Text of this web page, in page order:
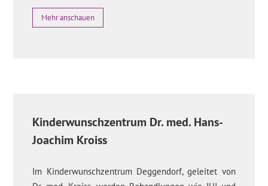
Mehr anschauen
Kinderwunschzentrum Dr. med. Hans-
Joachim Kroiss
Im Kinderwunschzentrum Deggendorf, geleitet von